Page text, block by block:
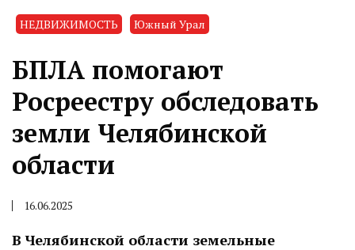
НЕДВИЖИМОСТЬ Южный Урал
БПЛА помогают
Росреестру обследовать
земли Челябинской
области
16.06.2025
В Челябинской области земельные